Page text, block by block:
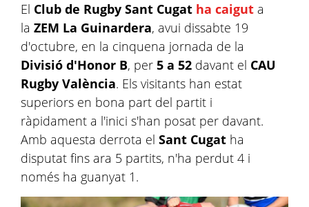
El Club de Rugby Sant Cugat ha caigut a
la ZEM La Guinardera, avui dissabte 19
d'octubre, en la cinquena jornada de la
Divisió d'Honor B, per 5 a 52 davant el CAU
Rugby València. Els visitants han estat
superiors en bona part del partit i
ràpidament a l'inici s'han posat per davant.
Amb aquesta derrota el Sant Cugat ha
disputat fins ara 5 partits, n'ha perdut 4 i
només ha guanyat 1.